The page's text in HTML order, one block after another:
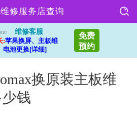
修服务店查询
维修客服
:苹果换屏、主板维
电池更换[详细]
免费
预约
换原装主板维
钱